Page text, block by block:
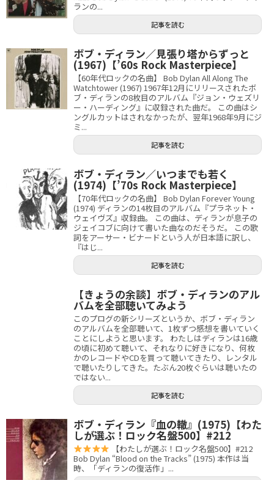
ランの...
記事を読む
ボブ・ディラン／見張り塔からずっと
(1967)【’60s Rock Masterpiece】
【60年代ロックの名曲】 Bob Dylan All Along The
Watchtower (1967) 1967年12月にリリースされたボ
ブ・ディランの8枚目のアルバム『ジョン・ウェズリ
ー・ハーディング』に収録された曲だ。 この曲はシ
ングルカットはされなかったが、翌年1968年9月にジ
ミ...
記事を読む
ボブ・ディラン／いつまでも若く
(1974)【’70s Rock Masterpiece】
【70年代ロックの名曲】 Bob Dylan Forever Young
(1974) ディランの14枚目のアルバム『プラネット・
ウェイヴズ』収録曲。 この曲は、ディランが息子の
ジェイコブに向けて書いた曲なのだそうだ。 この歌
詞をアーサー・ビナードという人が日本語に訳し、
『はじ...
記事を読む
【きょうの余談】ボブ・ディランのアル
バムを全部聴いてみよう
このプログの新シリーズというか、ボブ・ディラン
のアルバムを全部聴いて、1枚ずつ感想を書いていく
ことにしようと思います。 わたしはディランは16歳
の頃に初めて聴いて、それなりに好きになり、何枚
かのレコードやCDを買って聴いてきたり、レンタル
で聴いたりしてきた。たぶん20枚ぐらいは聴いたの
ではない...
記事を読む
ボブ・ディラン『血の轍』(1975)【わた
しが選ぶ！ロック名盤500】#212
【わたしが選ぶ！ロック名盤500】#212
Bob Dylan “Blood on the Tracks” (1975) 本作は当
時、「ディランの復活作」...